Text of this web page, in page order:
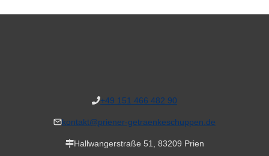
+49 151 466 482 90
kontakt@priener-getraenkeschuppen.de
Hallwangerstraße 51, 83209 Prien